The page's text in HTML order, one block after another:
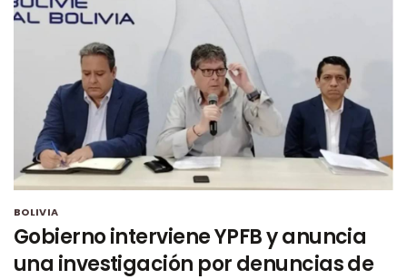
BOLIVIA
Gobierno interviene YPFB y anuncia
una investigación por denuncias de